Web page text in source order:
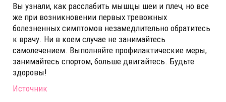
Вы узнали, как расслабить мышцы шеи и плеч, но все
же при возникновении первых тревожных
болезненных симптомов незамедлительно обратитесь
к врачу. Ни в коем случае не занимайтесь
самолечением. Выполняйте профилактические меры,
занимайтесь спортом, больше двигайтесь. Будьте
здоровы!
Источник